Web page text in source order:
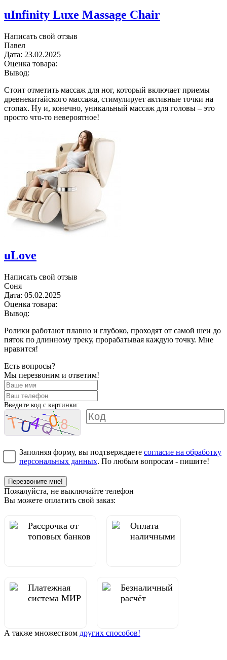
uInfinity Luxe Massage Chair
Написать свой отзыв
Павел
Дата: 23.02.2025
Оценка товара:
Вывод:
Стоит отметить массаж для ног, который включает приемы
древнекитайского массажа, стимулирует активные точки на
стопах. Ну и, конечно, уникальный массаж для головы – это
просто что-то невероятное!
uLove
Написать свой отзыв
Соня
Дата: 05.02.2025
Оценка товара:
Вывод:
Ролики работают плавно и глубоко, проходят от самой шеи до
пяток по длинному треку, прорабатывая каждую точку. Мне
нравится!
Есть вопросы?
Мы перезвоним и ответим!
Введите код с картинки:
Заполняя форму, вы подтверждаете согласие на обработку
персональных данных. По любым вопросам - пишите!
Перезвоните мне!
Пожалуйста, не выключайте телефон
Вы можете оплатить свой заказ:
Рассрочка от
топовых банков
Оплата
наличными
Платежная
система МИР
Безналичный
расчёт
А также множеством других способов!